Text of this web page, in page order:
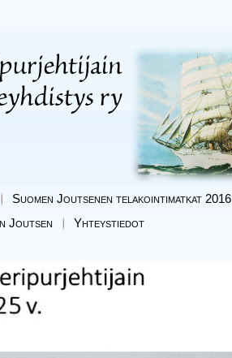
Suomen Joutsenen telakointimatkat 2016
Joutsen Yhteystiedot